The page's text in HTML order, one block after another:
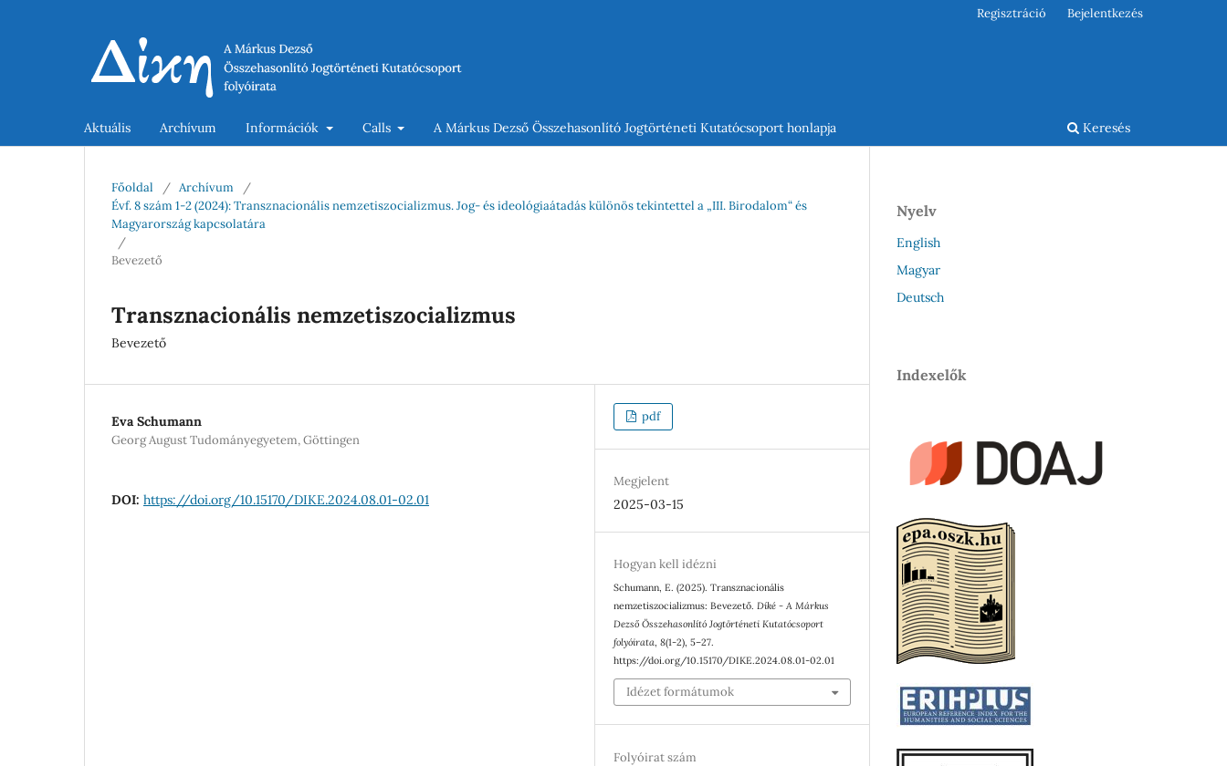
Aktuális Archívum Információk Calls A Márkus Dezső Összehasonlító Jogtörténeti Kutatócsoport honlapja Keresés
Regisztráció Bejelentkezés
Főoldal / Archívum
/
Évf. 8 szám 1-2 (2024): Transznacionális nemzetiszocializmus. Jog- és ideológiaátadás különös tekintettel a „III. Birodalom“ és
Magyarország kapcsolatára
/
Bevezető
Transznacionális nemzetiszocializmus
Bevezető
Eva Schumann
Georg August Tudományegyetem, Göttingen
DOI: https://doi.org/10.15170/DIKE.2024.08.01-02.01
pdf
Megjelent
2025-03-15
Hogyan kell idézni
Schumann, E. (2025). Transznacionális
nemzetiszocializmus: Bevezető.Díké - A Márkus
Dezső Összehasonlító Jogtörténeti Kutatócsoport
folyóirata,8(1-2), 5–27.
https://doi.org/10.15170/DIKE.2024.08.01-02.01
Idézet formátumok
Folyóirat szám
Nyelv
English
Magyar
Deutsch
Indexelők